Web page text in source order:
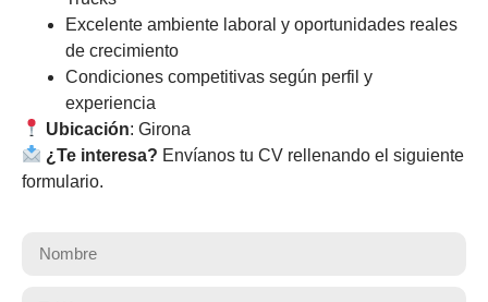
Excelente ambiente laboral y oportunidades reales
de crecimiento
Condiciones competitivas según perfil y
experiencia
Ubicación: Girona
¿Te interesa? Envíanos tu CV rellenando el siguiente
formulario.